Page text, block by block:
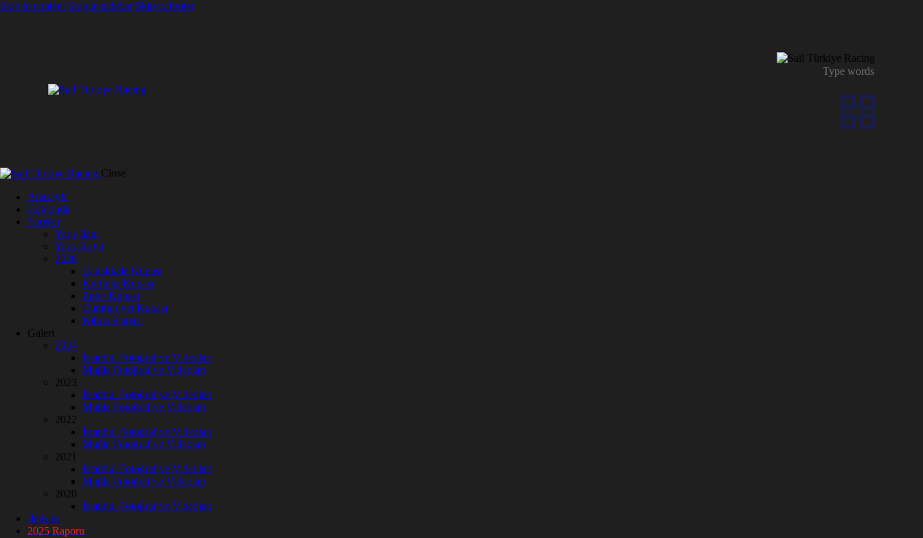
Skip to content Skip to sidebar Skip to footer
Close
Anasayfa
Hakkında
Yarışlar
Yarış İlanı
Yarış Kayıt
2026
Çanakkale Kupası
Kurtuluş Kupası
Zafer Kupası
Cumhuriyet Kupası
Kıbrıs Kupası
Galeri
2024
İstanbul Fotoğraf ve Videoları
Muğla Fotoğraf ve Videoları
2023
İstanbul Fotoğraf ve Videoları
Muğla Fotoğraf ve Videoları
2022
İstanbul Fotoğraf ve Videoları
Muğla Fotoğraf ve Videoları
2021
İstanbul Fotoğraf ve Videoları
Muğla Fotoğraf ve Videoları
2020
İstanbul Fotoğraf ve Videoları
İletişim
2025 Raporu